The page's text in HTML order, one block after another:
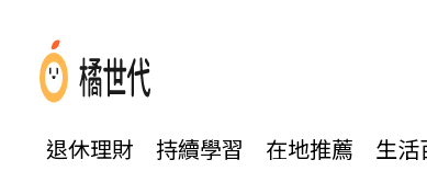
退休理財 持續學習 在地推薦 生活